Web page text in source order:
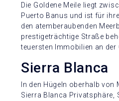
Die Goldene Meile liegt
Puerto Banus und ist für
den atemberaubenden
prestigeträchtige Straße
teuersten Immobilien an der
Sierra Blanca
In den Hügeln oberhalb von
Sierra Blanca Privatsphäre,